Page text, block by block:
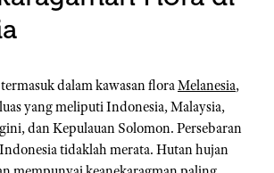
dalam kawasan floraMelanesia,
yang meliputi Indonesia, Malaysia,
dan Kepulauan Solomon. Persebaran
tidaklah merata. Hutan hujan